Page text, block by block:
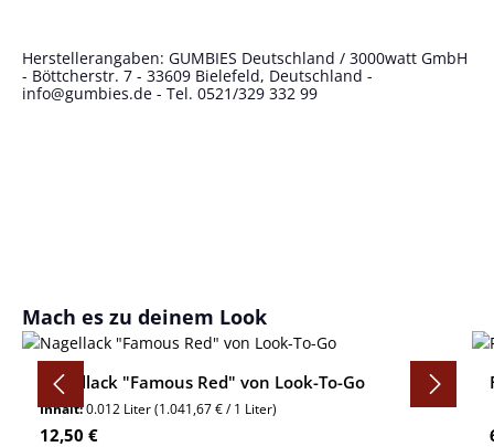
Herstellerangaben: GUMBIES Deutschland / 3000watt GmbH
- Böttcherstr. 7 - 33609 Bielefeld, Deutschland -
info@gumbies.de - Tel. 0521/329 332 99
Produktgalerie überspringen
Mach es zu deinem Look
Nagellack "Famous Red" von Look-To-Go
Inhalt:0.012 Liter(1.041,67 € / 1 Liter)
Regulärer Preis:
12,50 €